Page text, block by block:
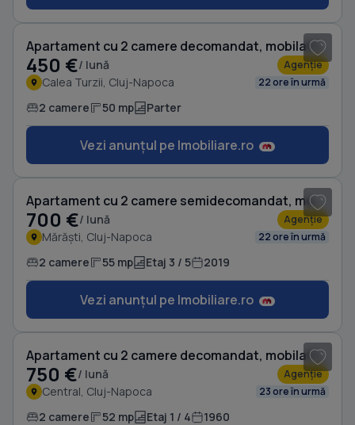
Apartament cu 2 camere decomandat, mobilat în Calea Turzii
450 €/ lună Agenție
Calea Turzii, Cluj-Napoca 22 ore în urmă
2 camere 50 mp Parter
Vezi anunțul pe Imobiliare.ro
Apartament cu 2 camere semidecomandat, mobilat în Mărăști
700 €/ lună Agenție
Mărăști, Cluj-Napoca 22 ore în urmă
2 camere 55 mp Etaj 3 / 5 2019
Vezi anunțul pe Imobiliare.ro
Apartament cu 2 camere decomandat, mobilat în Central
750 €/ lună Agenție
Central, Cluj-Napoca 23 ore în urmă
2 camere 52 mp Etaj 1 / 4 1960